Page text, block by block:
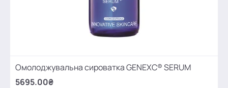
Омолоджувальна сироватка GENEXC® SERUM
5695.00₴